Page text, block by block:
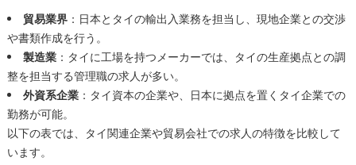
貿易業界：日本とタイの輸出入業務を担当し、現地企業との交渉
や書類作成を行う。
製造業：タイに工場を持つメーカーでは、タイの生産拠点との調
整を担当する管理職の求人が多い。
外資系企業：タイ資本の企業や、日本に拠点を置くタイ企業での
勤務が可能。
以下の表では、タイ関連企業や貿易会社での求人の特徴を比較して
います。